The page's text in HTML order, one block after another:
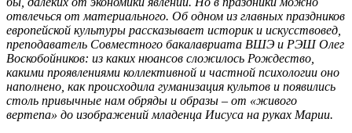
отвлечься от материального. Об одном из главных праздников
европейской культуры рассказывает историк и искусствовед,
преподаватель Совместного бакалавриата ВШЭ и РЭШ Олег
Воскобойников: из каких нюансов сложилось Рождество,
какими проявлениями коллективной и частной психологии оно
наполнено, как происходила гуманизация культов и появились
столь привычные нам обряды и образы – от «живого
вертепа» до изображений младенца Иисуса на руках Марии.